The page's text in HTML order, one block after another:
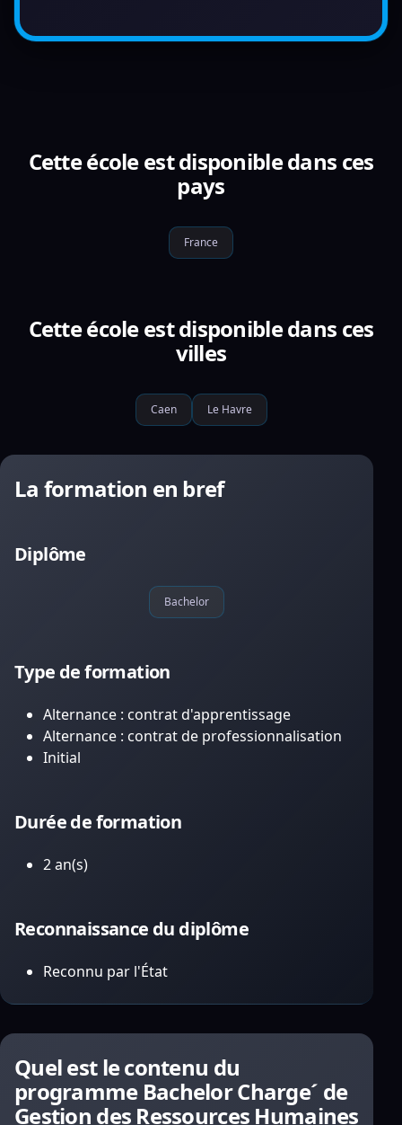
Cette école est disponible dans ces
pays
France
Cette école est disponible dans ces
villes
Caen Le Havre
La formation en bref
Diplôme
Bachelor
Type de formation
Alternance : contrat d'apprentissage
Alternance : contrat de professionnalisation
Initial
Durée de formation
2 an(s)
Reconnaissance du diplôme
Reconnu par l'État
Quel est le contenu du
programme Bachelor Charge´ de
Gestion des Ressources Humaines